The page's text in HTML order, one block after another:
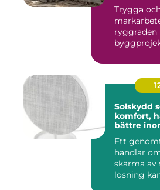
Trygga
ryggraden
Solskydd
komfort,
bättre
Ett
handlar
skärma av
lösning